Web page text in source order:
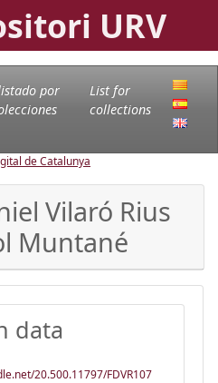
URV
por
List for
collections
de Catalunya
Vilaró Rius
Muntané
data
20.500.11797/FDVR107